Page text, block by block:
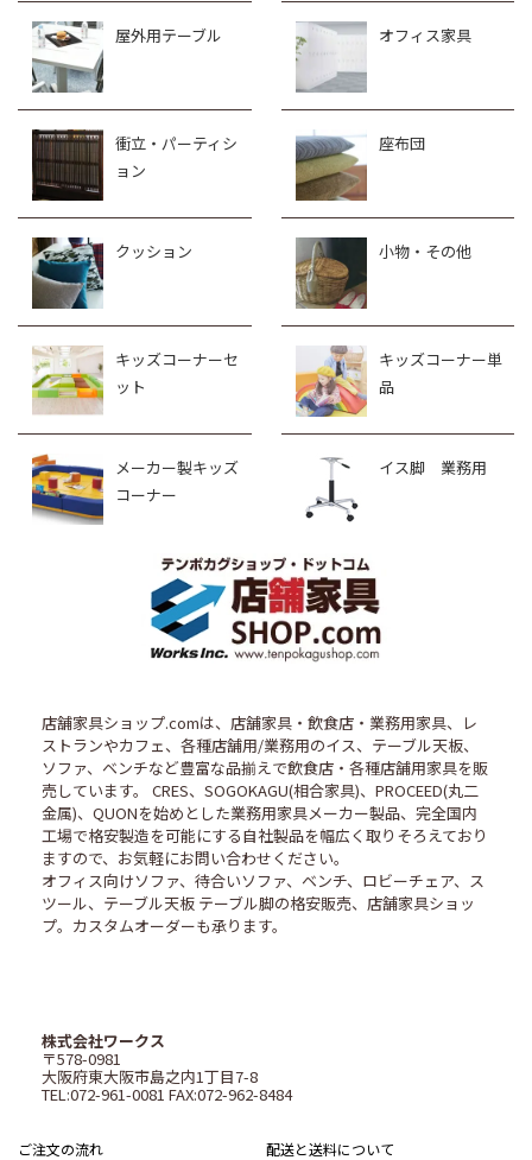
屋外用テーブル オフィス家具
衝立・パーティシ
ョン
座布団
クッション 小物・その他
キッズコーナーセ
ット
キッズコーナー単
品
メーカー製キッズ
コーナー
イス脚 業務用
店舗家具ショップ.comは、店舗家具・飲食店・業務用家具、レ
ストランやカフェ、各種店舗用/業務用のイス、テーブル天板、
ソファ、ベンチなど豊富な品揃えで飲食店・各種店舗用家具を販
売しています。 CRES、SOGOKAGU(相合家具)、PROCEED(丸二
金属)、QUONを始めとした業務用家具メーカー製品、完全国内
工場で格安製造を可能にする自社製品を幅広く取りそろえており
ますので、お気軽にお問い合わせください。
オフィス向けソファ、待合いソファ、ベンチ、ロビーチェア、ス
ツール、テーブル天板 テーブル脚の格安販売、店舗家具ショッ
プ。カスタムオーダーも承ります。
株式会社ワークス
〒578-0981
大阪府東大阪市島之内1丁目7-8
TEL:072-961-0081 FAX:072-962-8484
ご注文の流れ
配送と送料について